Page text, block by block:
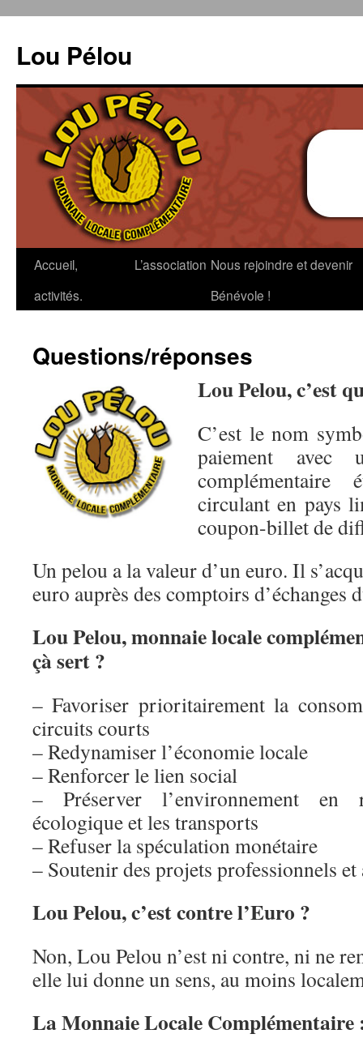
contenu
Lou Pélou
Accueil,
activités.
L’association Nous rejoindre et devenir
Bénévole !
Questions/réponses
Lou Pelou, c’est
C’est le nom
paiement avec
complémentaire
circulant en pays
coupon-billet de
Un pelou a la valeur d’un euro. Il
euro auprès des comptoirs d’échanges
Lou Pelou, monnaie locale
çà sert ?
– Favoriser prioritairement la
circuits courts
– Redynamiser l’économie locale
– Renforcer le lien social
– Préserver l’environnement en
écologique et les transports
– Refuser la spéculation monétaire
– Soutenir des projets professionnels
Lou Pelou, c’est contre l’Euro ?
Non, Lou Pelou n’est ni contre, ni ne
elle lui donne un sens, au moins
La Monnaie Locale